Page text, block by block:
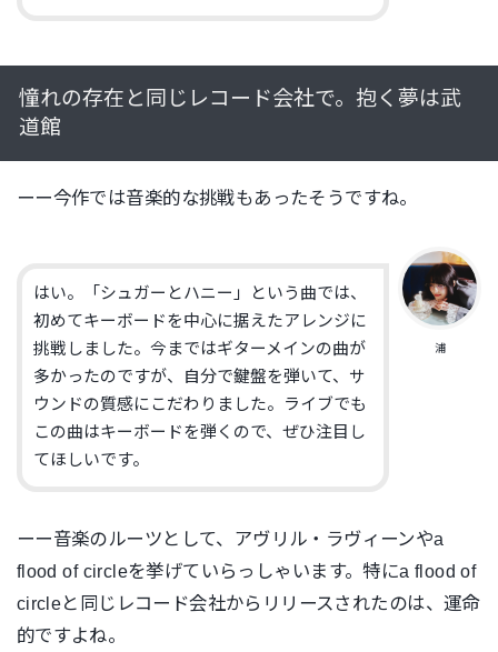
憧れの存在と同じレコード会社で。抱く夢は武
道館
ーー今作では音楽的な挑戦もあったそうですね。
浦
はい。「シュガーとハニー」という曲では、
初めてキーボードを中心に据えたアレンジに
挑戦しました。今まではギターメインの曲が
多かったのですが、自分で鍵盤を弾いて、サ
ウンドの質感にこだわりました。ライブでも
この曲はキーボードを弾くので、ぜひ注目し
てほしいです。
ーー音楽のルーツとして、アヴリル・ラヴィーンやa
flood of circleを挙げていらっしゃいます。特にa flood of
circleと同じレコード会社からリリースされたのは、運命
的ですよね。